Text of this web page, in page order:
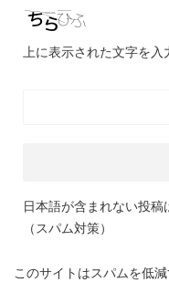
上に表示された文字を入
日本語が含まれない投稿
（スパム対策）
このサイトはスパムを低